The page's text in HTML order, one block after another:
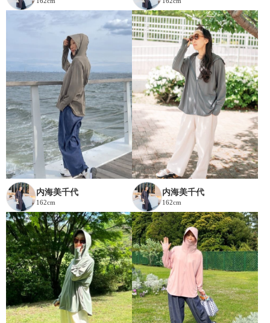
内海美千代
162cm
内海美千代
162cm